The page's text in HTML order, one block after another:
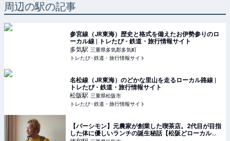
周辺の駅の記事
参宮線（JR東海）歴史と格式を備えたお伊勢参りのロ
ーカル線 | トレたび - 鉄道・旅行情報サイト
多気駅 三重県多気郡多気町
トレたび - 鉄道・旅行情報サイト
名松線（JR東海）のどかな里山を走るローカル路線 |
トレたび - 鉄道・旅行情報サイト
松阪駅 三重県松阪市
トレたび - 鉄道・旅行情報サイト
【パーシモン】元農家が創業した喫茶店。2代目が目指
した体に優しいランチの誕生秘話【松阪どローカルぐ